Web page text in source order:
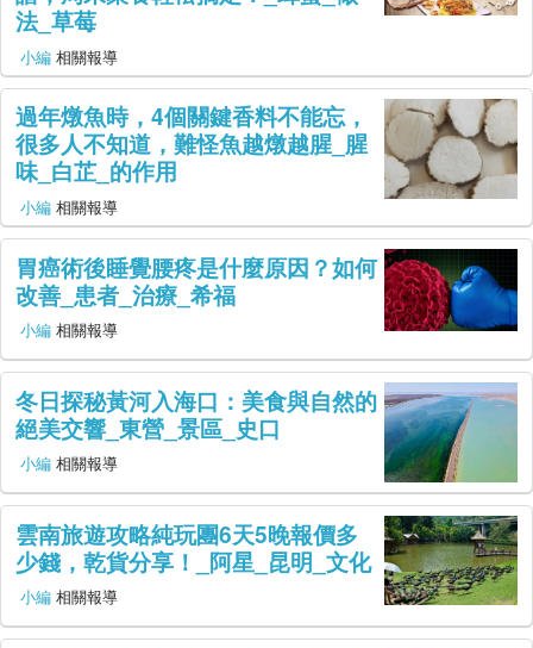
法_草莓
小編 相關報導
過年燉魚時，4個關鍵香料不能忘，
很多人不知道，難怪魚越燉越腥_腥
味_白芷_的作用
小編 相關報導
胃癌術後睡覺腰疼是什麼原因？如何
改善_患者_治療_希福
小編 相關報導
冬日探秘黃河入海口：美食與自然的
絕美交響_東營_景區_史口
小編 相關報導
雲南旅遊攻略純玩團6天5晚報價多
少錢，乾貨分享！_阿星_昆明_文化
小編 相關報導